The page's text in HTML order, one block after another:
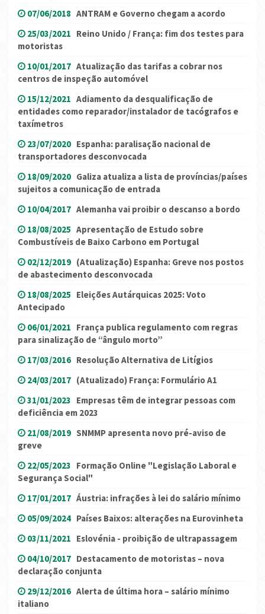
07/06/2018 ANTRAM e Governo chegam a acordo
25/03/2021 Reino Unido / França: fim dos testes para
motoristas
10/01/2017 Atualização das tarifas a cobrar nos
centros de inspeção automóvel
15/12/2021 Adiamento da desqualificação de
entidades como reparador/instalador de tacógrafos e
taxímetros
23/07/2020 Espanha: paralisação nacional de
transportadores desconvocada
18/09/2020 Galiza atualiza a lista de províncias/países
sujeitos a comunicação de entrada
10/04/2017 Alemanha vai proibir o descanso a bordo
18/08/2025 Apresentação de Estudo sobre
Combustíveis de Baixo Carbono em Portugal
02/12/2019 (Atualização) Espanha: Greve nos postos
de abastecimento desconvocada
18/08/2025 Eleições Autárquicas 2025: Voto
Antecipado
06/01/2021 França publica regulamento com regras
para sinalização de “ângulo morto”
17/03/2016 Resolução Alternativa de Litígios
24/03/2017 (Atualizado) França: Formulário A1
31/01/2023 Empresas têm de integrar pessoas com
deficiência em 2023
21/08/2019 SNMMP apresenta novo pré-aviso de
greve
22/05/2023 Formação Online "Legislação Laboral e
Segurança Social"
17/01/2017 Áustria: infrações à lei do salário mínimo
05/09/2024 Países Baixos: alterações na Eurovinheta
03/11/2021 Eslovénia - proibição de ultrapassagem
04/10/2017 Destacamento de motoristas – nova
declaração conjunta
29/12/2016 Alerta de última hora – salário mínimo
italiano